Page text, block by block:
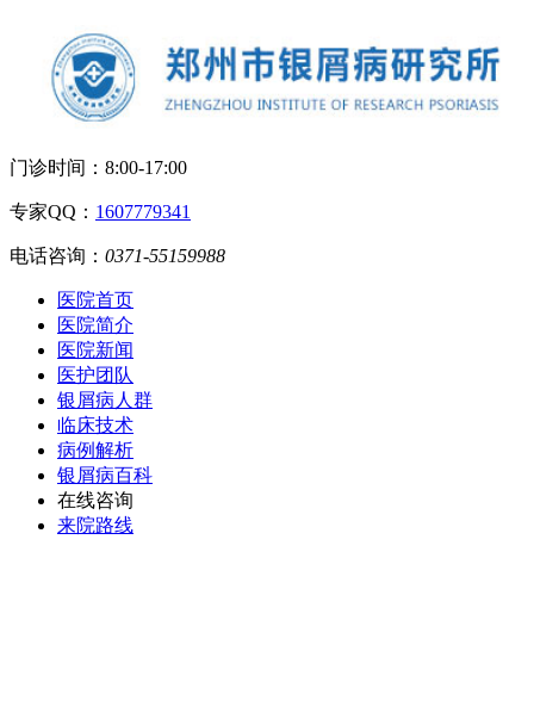
门诊时间： 8:00-17:00
专家QQ： 1607779341
电话咨询： 0371-55159988
医院首页
医院简介
医院新闻
医护团队
银屑病人群
临床技术
病例解析
银屑病百科
在线咨询
来院路线